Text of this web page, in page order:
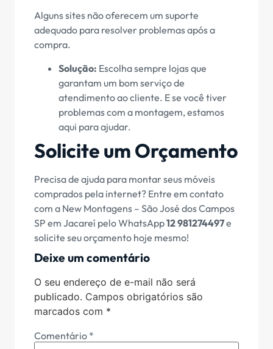
Alguns sites não oferecem um suporte
adequado para resolver problemas após a
compra.
Solução: Escolha sempre lojas que
garantam um bom serviço de
atendimento ao cliente. E se você tiver
problemas com a montagem, estamos
aqui para ajudar.
Solicite um Orçamento
Precisa de ajuda para montar seus móveis
comprados pela internet? Entre em contato
com a New Montagens – São José dos Campos
SP em Jacareí pelo WhatsApp12 981274497e
solicite seu orçamento hoje mesmo!
Deixe um comentário
O seu endereço de e-mail não será
publicado. Campos obrigatórios são
marcados com *
Comentário *